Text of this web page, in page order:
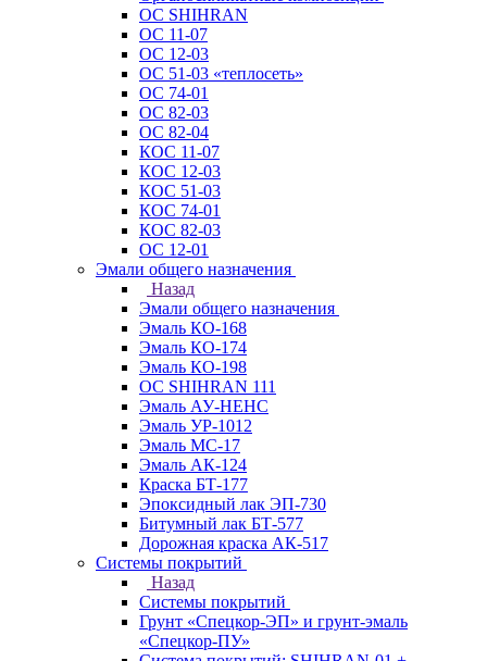
ОС SHIHRAN
ОС 11-07
ОС 12-03
ОС 51-03 «теплосеть»
ОС 74-01
ОС 82-03
ОС 82-04
КОС 11-07
КОС 12-03
КОС 51-03
КОС 74-01
КОС 82-03
ОС 12-01
Эмали общего назначения
Назад
Эмали общего назначения
Эмаль КО-168
Эмаль КО-174
Эмаль КО-198
ОС SHIHRAN 111
Эмаль АУ-НЕНС
Эмаль УР-1012
Эмаль МС-17
Эмаль АК-124
Краска БТ-177
Эпоксидный лак ЭП-730
Битумный лак БТ-577
Дорожная краска АК-517
Системы покрытий
Назад
Системы покрытий
Грунт «Спецкор-ЭП» и грунт-эмаль
«Спецкор-ПУ»